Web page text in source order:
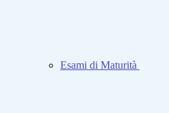
Esami di Maturità